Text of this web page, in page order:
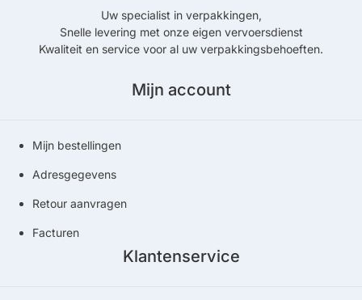
Uw specialist in verpakkingen,
Snelle levering met onze eigen vervoersdienst
Kwaliteit en service voor al uw verpakkingsbehoeften.
Mijn account
Mijn bestellingen
Adresgegevens
Retour aanvragen
Facturen
Klantenservice